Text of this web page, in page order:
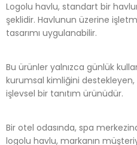
Logolu havlu, standart bir
şeklidir. Havlunun üzerine
tasarımı uygulanabilir.
Bu ürünler yalnızca günlük
kurumsal kimliğini destekleyen,
işlevsel bir tanıtım ürünüdür.
Bir otel odasında, spa
logolu havlu, markanın